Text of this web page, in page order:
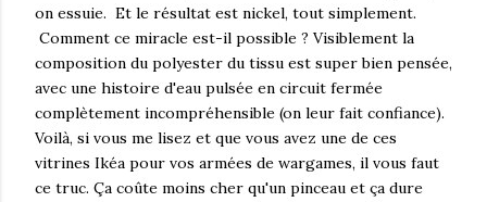
on essuie. Et le résultat est nickel, tout simplement.
Comment ce miracle est-il possible ? Visiblement la
composition du polyester du tissu est super bien pensée,
avec une histoire d'eau pulsée en circuit fermée
complètement incompréhensible (on leur fait confiance).
Voilà, si vous me lisez et que vous avez une de ces
vitrines Ikéa pour vos armées de wargames, il vous faut
ce truc. Ça coûte moins cher qu'un pinceau et ça dure